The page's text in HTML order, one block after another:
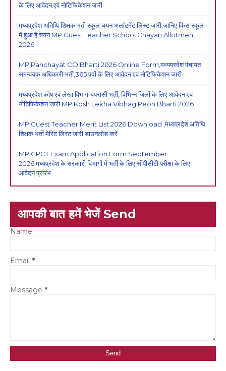
के लिए आवेदन एवं नोटिफिकेशन जारी
मध्यप्रदेश अतिथि शिक्षक भर्ती स्कूल चयन अलॉटमेंट लिस्ट जारी,जानिए किस स्कूल
में हुआ है चयन:MP Guest Teacher School Chayan Allotment
2026
MP Panchayat CO Bharti 2026 Online Form,मध्यप्रदेश पंचायत
समन्वयक अधिकारी भर्ती,365 पदों के लिए आवेदन एवं नोटिफिकेशन जारी
मध्यप्रदेश कोष एवं लेखा विभाग चपरासी भर्ती, विभिन्न जिलों के लिए आवेदन एवं
नोटिफिकेशन जारी:MP Kosh Lekha Vibhag Peon Bharti 2026
MP Guest Teacher Merit List 2026 Download ,मध्यप्रदेश अतिथि
शिक्षक भर्ती मेरिट लिस्ट जारी डाउनलोड करें
MP CPCT Exam Application Form September
2026,मध्यप्रदेश के सरकारी विभागों में भर्ती के लिए सीपीसीटी परीक्षा के लिए
आवेदन प्रारंभ
आपकी बात हमें भेजें Send
Name
Email *
Message *